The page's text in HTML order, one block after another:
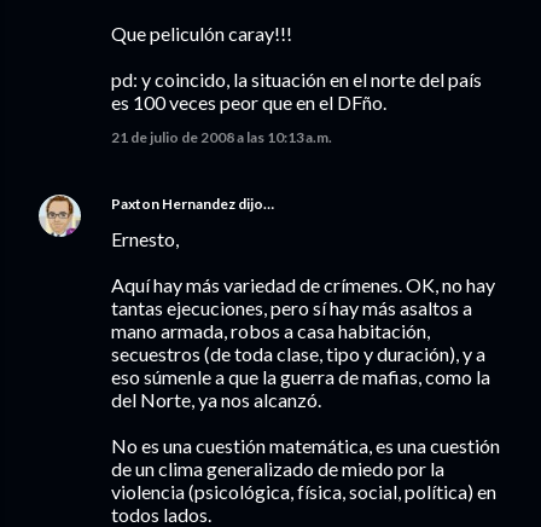
Que peliculón caray!!!
pd: y coincido, la situación en el norte del país
es 100 veces peor que en el DFño.
21 de julio de 2008 a las 10:13 a.m.
Paxton Hernandez dijo…
Ernesto,
Aquí hay más variedad de crímenes. OK, no hay
tantas ejecuciones, pero sí hay más asaltos a
mano armada, robos a casa habitación,
secuestros (de toda clase, tipo y duración), y a
eso súmenle a que la guerra de mafias, como la
del Norte, ya nos alcanzó.
No es una cuestión matemática, es una cuestión
de un clima generalizado de miedo por la
violencia (psicológica, física, social, política) en
todos lados.